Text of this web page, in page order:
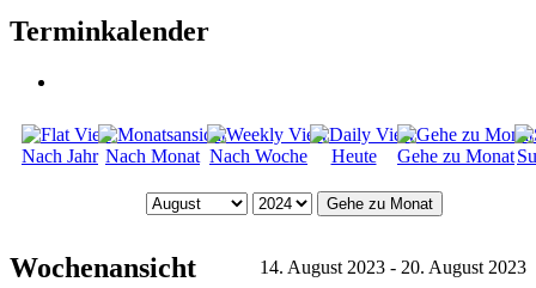
Terminkalender
Nach Jahr Nach Monat Nach Woche Heute Gehe zu Monat
Gehe zu Monat
Wochenansicht 14. August 2023 - 20. August 2023